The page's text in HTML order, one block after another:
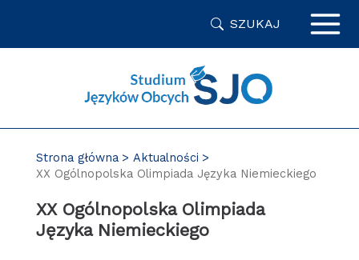
SZUKAJ
Strona główna
Aktualności
XX Ogólnopolska Olimpiada Języka Niemieckiego
XX Ogólnopolska Olimpiada
Języka Niemieckiego